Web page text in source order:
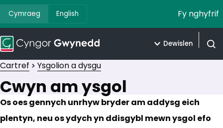
Cymraeg English Fy nghyfrif
Dewislen
Cartref Ysgolion a dysgu
Cwyn am ysgol
Os oes gennych unrhyw bryder am addysg eich
plentyn, neu os ydych yn ddisgybl mewn ysgol efo